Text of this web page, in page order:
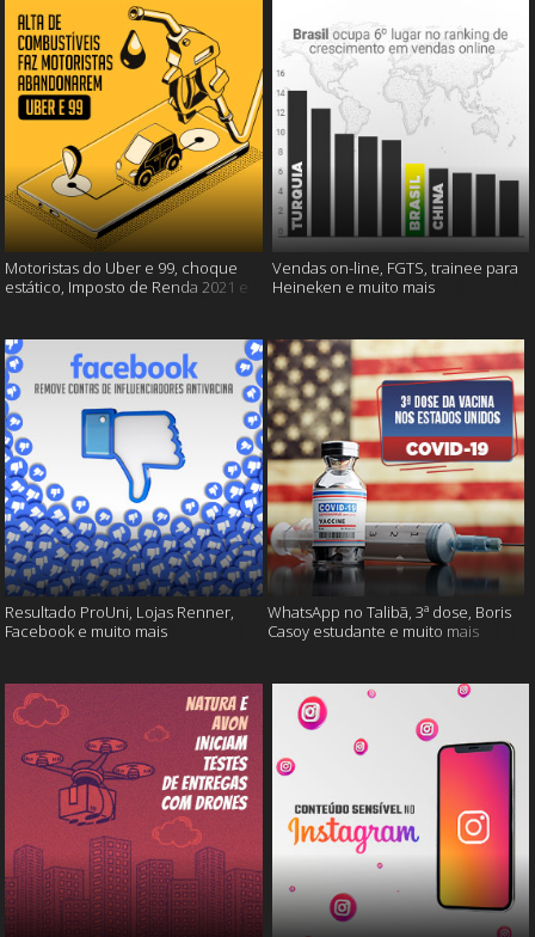
Motoristas do Uber e 99, choque
estático, Imposto de Renda 2021 e
Vendas on-line, FGTS, trainee para
Heineken e muito mais
Resultado ProUni, Lojas Renner,
Facebook e muito mais
WhatsApp no Talibã, 3ª dose, Boris
Casoy estudante e muito mais